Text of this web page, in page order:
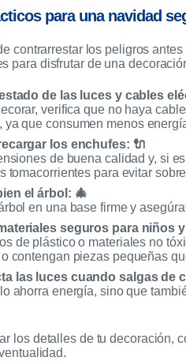
para una navidad
contrarrestar los peligros
para disfrutar de una
de las luces y cables
verifica que no haya
ya que consumen menos
los enchufes: 🔌
de buena calidad y, si
tomacorrientes para evitar
el árbol: 🎄
en una base firme y
seguros para niños
de plástico o materiales no
contengan piezas pequeñas
las luces cuando salgas de
ahorra energía, sino que
los detalles de tu decoración,